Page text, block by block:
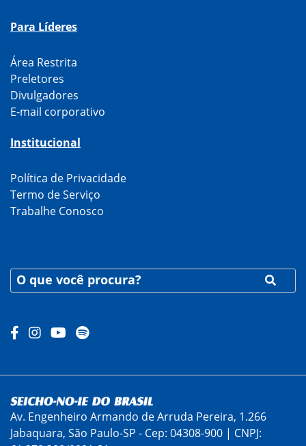
Para Líderes
Área Restrita
Preletores
Divulgadores
E-mail corporativo
Institucional
Política de Privacidade
Termo de Serviço
Trabalhe Conosco
Av. Engenheiro Armando de Arruda Pereira, 1.266
Jabaquara, São Paulo-SP - Cep: 04308-900 | CNPJ: